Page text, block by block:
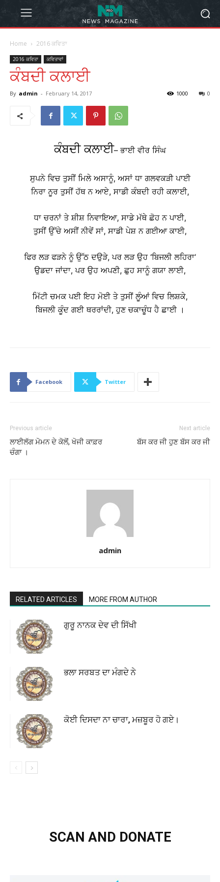
Home 2016 ਕਵਿਤਾ
2016 ਕਵਿਤਾ ਕਵਿਤਾਵਾਂ
ਕੰਬਦੀ ਕਲਾਈ
By admin - February 14, 2017 0
1000
ਕੰਬਦੀ ਕਲਾਈ– ਭਾਈ ਵੀਰ ਸਿੰਘ
ਸੁਪਨੇ ਵਿਚ ਤੁਸੀਂ ਮਿਲੇ ਅਸਾਨੂੰ, ਅਸਾਂ ਧਾ ਗਲਵਕੜੀ ਪਾਈ
ਨਿਰਾ ਨੂਰ ਤੁਸੀਂ ਹੱਥ ਨ ਆਏ, ਸਾਡੀ ਕੰਬਦੀ ਰਹੀ ਕਲਾਈ,
ਧਾ ਚਰਨਾਂ ਤੇ ਸ਼ੀਸ਼ ਨਿਵਾਇਆ, ਸਾਡੇ ਮੱਥੇ ਛੋਹ ਨ ਪਾਈ,
ਤੁਸੀਂ ਉੱਚੇ ਅਸੀਂ ਨੀਵੇਂ ਸਾਂ, ਸਾਡੀ ਪੇਸ਼ ਨ ਗਈਆ ਕਾਈ,
ਫਿਰ ਲੜ ਫੜਨੇ ਨੂੰ ਉੱਠ ਦਉੜੇ, ਪਰ ਲੜ ਉਹ ‘ਬਿਜਲੀ ਲਹਿਰਾ‘
ਉਡਦਾ ਜਾਂਦਾ, ਪਰ ਉਹ ਅਪਣੀ, ਛੁਹ ਸਾਨੂੰ ਗਯਾ ਲਾਈ,
ਮਿੱਟੀ ਚਮਕ ਪਈ ਇਹ ਮੋਈ ਤੇ ਤੁਸੀਂ ਲੂੰਆਂ ਵਿਚ ਲਿਸ਼ਕੇ,
ਬਿਜਲੀ ਕੂੰਦ ਗਈ ਥਰਰਾਂਦੀ, ਹੁਣ ਚਕਾਚੂੰਧ ਹੈ ਛਾਈ ।
Facebook Twitter
Previous article
ਲਾਈਲੱਗ ਮੋਮਨ ਦੇ ਕੋਲੋਂ, ਖੋਜੀ ਕਾਫ਼ਰ
ਚੰਗਾ ।
Next article
ਬੱਸ ਕਰ ਜੀ ਹੁਣ ਬੱਸ ਕਰ ਜੀ
admin
RELATED ARTICLES MORE FROM AUTHOR
ਗੁਰੂ ਨਾਨਕ ਦੇਵ ਦੀ ਸਿੱਖੀ
ਭਲਾ ਸਰਬਤ ਦਾ ਮੰਗਦੇ ਨੇ
ਕੋਈ ਦਿਸਦਾ ਨਾ ਚਾਰਾ, ਮਜ਼ਬੂਰ ਹੋ ਗਏ।
SCAN AND DONATE